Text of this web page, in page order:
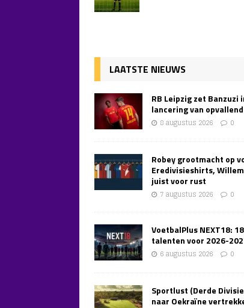
LAATSTE NIEUWS
RB Leipzig zet Banzuzi
lancering van
8 augustus 2026 0
Robey grootmacht op
Eredivisieshirts,
juist voor rust
7 augustus 2026 0
VoetbalPlus NEXT18:
talenten voor 2026-
6 augustus 2026 0
Sportlust (Derde
naar Oekraïne